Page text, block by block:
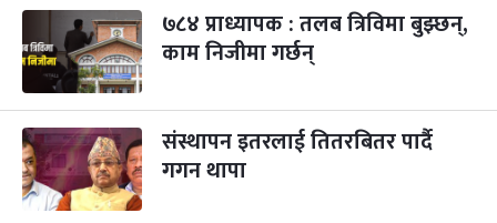
३
मंगल
महानवमी
कार्तिक ३, २०८३-Oct 20, 2026
२ महिना बाँकी
४
बुध कार्तिक ४, २०८३
५
बिहि
पापा‌ङ्कुशा एकादशी व्रत
कार्तिक ५, २०८३
७८४ प्राध्यापक : तलब त्रिविमा बुझ्छन्,
काम निजीमा गर्छन्
संस्थापन इतरलाई तितरबितर पार्दै
गगन थापा